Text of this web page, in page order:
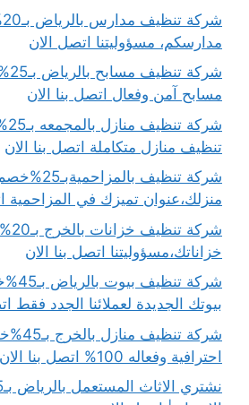
مدارسكم، مسؤوليتنا اتصل الان
مسابح آمن وفعال اتصل بنا الان
تنظيف منازل متكاملة اتصل بنا الان
شركة تنظيف
منزلك،عنوان تميزك في المزاحمية
خزاناتك،مسؤوليتنا اتصل بنا الان
شركة
بيوتك الجديدة لعملائنا الجدد فقط
شركة
احترافية وفعاله 100% اتصل بنا الان